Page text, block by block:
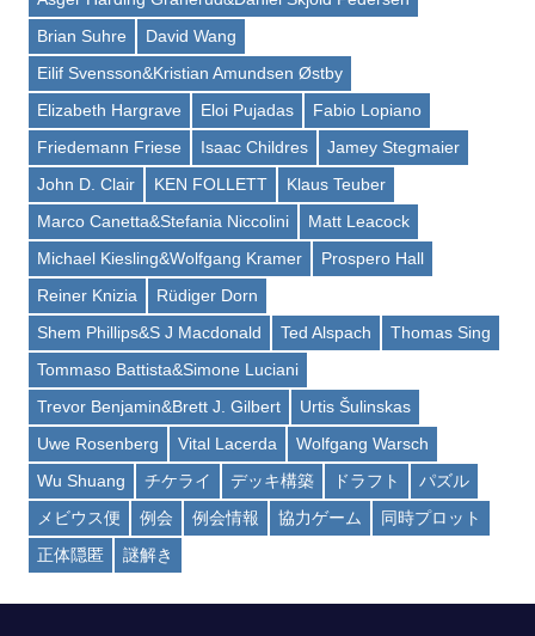
Brian Suhre
David Wang
Eilif Svensson&Kristian Amundsen Østby
Elizabeth Hargrave
Eloi Pujadas
Fabio Lopiano
Friedemann Friese
Isaac Childres
Jamey Stegmaier
John D. Clair
KEN FOLLETT
Klaus Teuber
Marco Canetta&Stefania Niccolini
Matt Leacock
Michael Kiesling&Wolfgang Kramer
Prospero Hall
Reiner Knizia
Rüdiger Dorn
Shem Phillips&S J Macdonald
Ted Alspach
Thomas Sing
Tommaso Battista&Simone Luciani
Trevor Benjamin&Brett J. Gilbert
Urtis Šulinskas
Uwe Rosenberg
Vital Lacerda
Wolfgang Warsch
Wu Shuang
チケライ デッキ構築 ドラフト
パズル
メビウス便
例会 例会情報 協力ゲーム
同時プロット
正体隠匿
謎解き